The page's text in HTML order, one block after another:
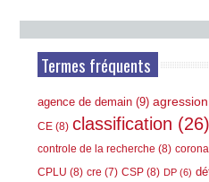
Termes fréquents
agence de demain (9) agression
CE (8) classification (26)
controle de la recherche (8)
CPLU (8) cre (7) CSP (8) DP (6)